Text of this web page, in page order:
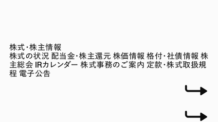
株式・株主情報
株式の状況 配当金・株主還元 株価情報 格付・社債情報 株
主総会 IRカレンダー 株式事務のご案内 定款・株式取扱規
程 電子公告